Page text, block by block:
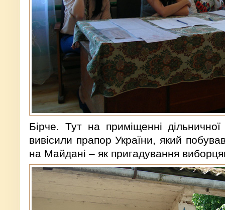
Бірче. Тут на приміщенні дільничної
вивісили прапор України, який
на Майдані – як пригадування